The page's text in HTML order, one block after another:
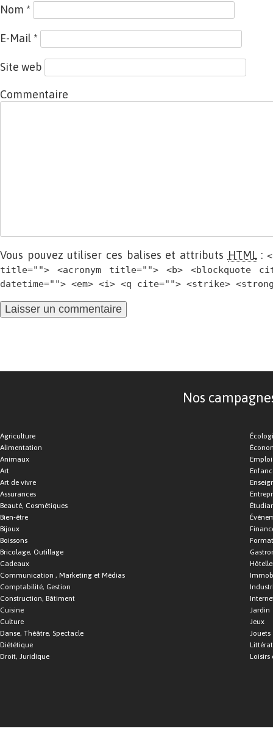
Nom *
E-Mail *
Site web
Commentaire
Vous pouvez utiliser ces balises et attributs HTML:
title=""> <acronym title=""> <b> <blockquote
datetime=""> <em> <i> <q cite=""> <strike>
Nos
Agriculture
Alimentation
Animaux
Art
Art de vivre
Assurances
Beauté, Cosmétiques
Bien-être
Bijoux
Boissons
Bricolage, Outillage
Cadeaux
Communication , Marketing et Médias
Comptabilité, Gestion
Construction, Bâtiment
Cuisine
Culture
Danse, Théâtre, Spectacle
Diététique
Droit, Juridique
Emploi
Jardin
Jeux
Jouets
Loisirs